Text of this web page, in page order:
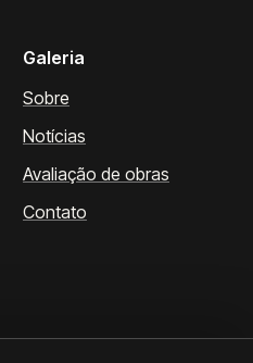
Galeria
Sobre
Notícias
Avaliação de obras
Contato